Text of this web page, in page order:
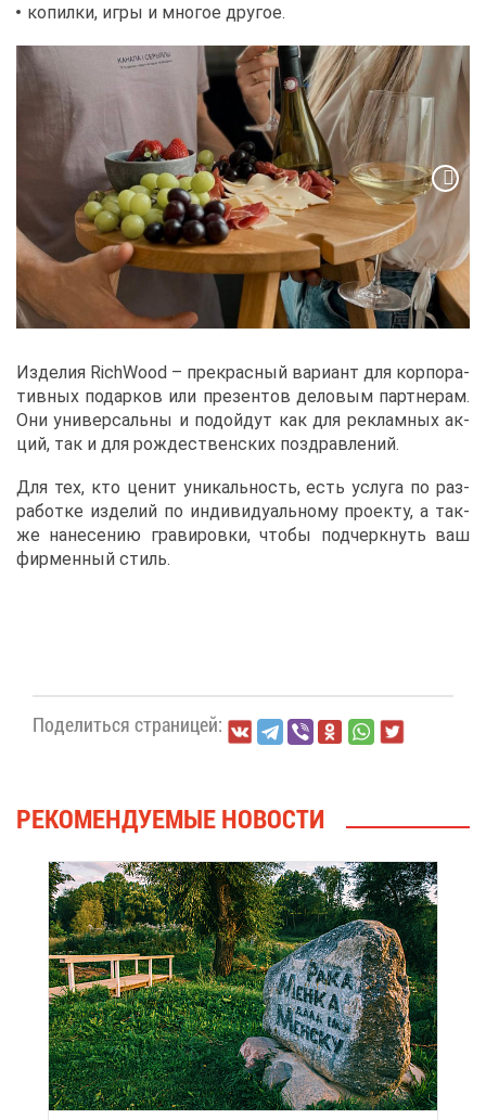
ко­пил­ки, иг­ры и мно­гое дру­гое.
Из­де­лия RichWood – пре­крас­ный ва­ри­ант для кор­по­ра­
тив­ных по­дар­ков или пре­зен­тов де­ло­вым парт­не­рам.
Они уни­вер­саль­ны и по­дой­дут как для ре­клам­ных ак­
ций, так и для рож­де­ствен­ских по­здрав­ле­ний.
Для тех, кто це­нит уни­каль­ность, есть услу­га по раз­
ра­бот­ке из­де­лий по ин­ди­ви­ду­аль­но­му про­ек­ту, а та­к­
же на­не­се­нию гра­ви­ров­ки, что­бы под­черк­нуть ваш
фир­мен­ный стиль.
По­де­лить­ся стра­ни­цей:
РЕ­КО­МЕН­ДУ­Е­МЫЕ НО­ВО­СТИ